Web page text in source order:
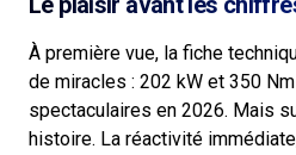
À première vue, la fiche
de miracles : 202 kW et 350
spectaculaires en 2026. Mais
histoire. La réactivité